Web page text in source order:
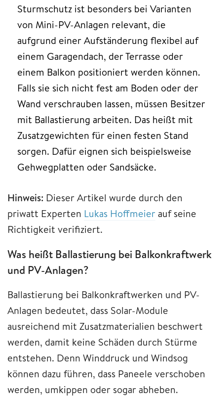
Sturmschutz ist besonders bei Varianten
von Mini-PV-Anlagen relevant, die
aufgrund einer Aufständerung flexibel auf
einem Garagendach, der Terrasse oder
einem Balkon positioniert werden können.
Falls sie sich nicht fest am Boden oder der
Wand verschrauben lassen, müssen Besitzer
mit Ballastierung arbeiten. Das heißt mit
Zusatzgewichten für einen festen Stand
sorgen. Dafür eignen sich beispielsweise
Gehwegplatten oder Sandsäcke.
Hinweis: Dieser Artikel wurde durch den
priwatt Experten Lukas Hoffmeier auf seine
Richtigkeit verifiziert.
Was heißt Ballastierung bei Balkonkraftwerk
und PV-Anlagen?
Ballastierung bei Balkonkraftwerken und PV-
Anlagen bedeutet, dass Solar-Module
ausreichend mit Zusatzmaterialien beschwert
werden, damit keine Schäden durch Stürme
entstehen. Denn Winddruck und Windsog
können dazu führen, dass Paneele verschoben
werden, umkippen oder sogar abheben.